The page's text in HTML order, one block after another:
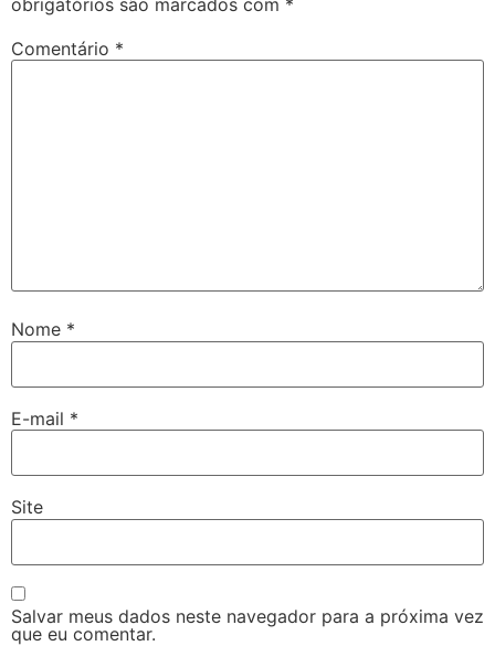
Comentário *
Nome *
E-mail *
Site
Salvar meus dados neste navegador para a próxima vez
que eu comentar.